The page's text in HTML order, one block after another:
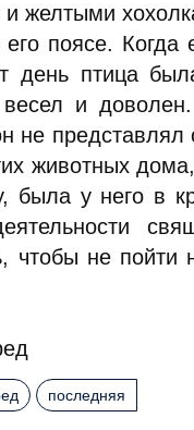
желтыми
поясе. Когда
птица
и
не
животных
была у него в
чтобы не пойти
последняя